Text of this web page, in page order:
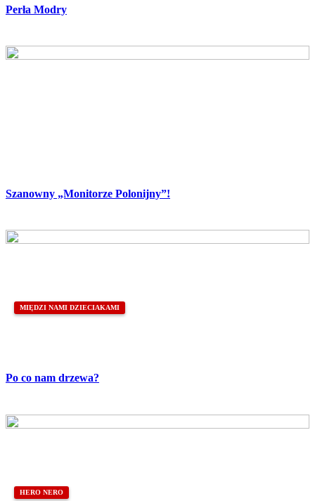
Perła Modry
Szanowny „Monitorze Polonijny”!
MIĘDZI NAMI DZIECIAKAMI
Po co nam drzewa?
HERO NERO